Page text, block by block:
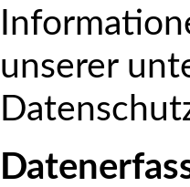
unserer